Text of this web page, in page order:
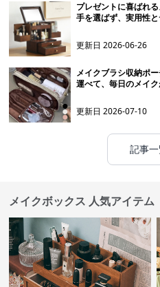
プレゼントに喜ばれ
手を選ばず、実用性と
更新日2026-06-26
メイクブラシ収納ポ
運べて、毎日のメイ
更新日2026-07-10
記事
メイクボックス 人気アイテム